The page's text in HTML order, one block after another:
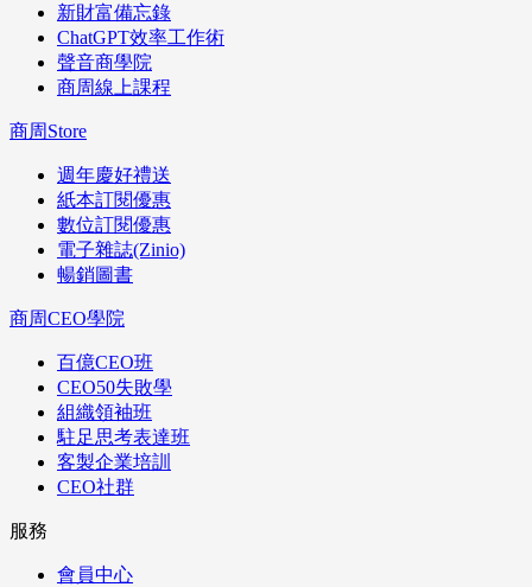
新財富備忘錄
ChatGPT效率工作術
聲音商學院
商周線上課程
商周Store
週年慶好禮送
紙本訂閱優惠
數位訂閱優惠
電子雜誌(Zinio)
暢銷圖書
商周CEO學院
百億CEO班
CEO50失敗學
組織領袖班
駐足思考表達班
客製企業培訓
CEO社群
服務
會員中心